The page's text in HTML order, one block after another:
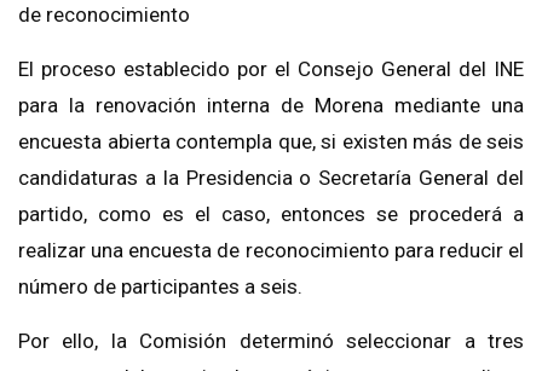
de reconocimiento
El proceso establecido por el Consejo General del INE
para la renovación interna de Morena mediante una
encuesta abierta contempla que, si existen más de seis
candidaturas a la Presidencia o Secretaría General del
partido, como es el caso, entonces se procederá a
realizar una encuesta de reconocimiento para reducir el
número de participantes a seis.
Por ello, la Comisión determinó seleccionar a tres